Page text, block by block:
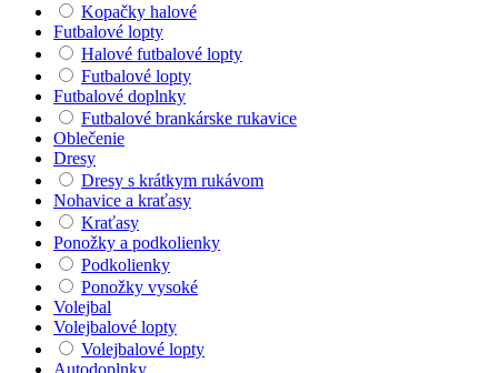
Kopačky halové
Futbalové lopty
Halové futbalové lopty
Futbalové lopty
Futbalové doplnky
Futbalové brankárske rukavice
Oblečenie
Dresy
Dresy s krátkym rukávom
Nohavice a kraťasy
Kraťasy
Ponožky a podkolienky
Podkolienky
Ponožky vysoké
Volejbal
Volejbalové lopty
Volejbalové lopty
Autodoplnky